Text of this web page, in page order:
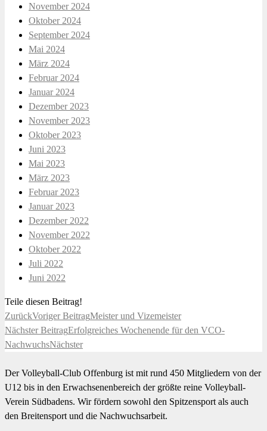
November 2024
Oktober 2024
September 2024
Mai 2024
März 2024
Februar 2024
Januar 2024
Dezember 2023
November 2023
Oktober 2023
Juni 2023
Mai 2023
März 2023
Februar 2023
Januar 2023
Dezember 2022
November 2022
Oktober 2022
Juli 2022
Juni 2022
Teile diesen Beitrag!
ZurückVoriger BeitragMeister und Vizemeister
Nächster BeitragErfolgreiches Wochenende für den VCO-
NachwuchsNächster
Der Volleyball-Club Offenburg ist mit rund 450 Mitgliedern von der
U12 bis in den Erwachsenenbereich der größte reine Volleyball-
Verein Südbadens. Wir fördern sowohl den Spitzensport als auch
den Breitensport und die Nachwuchsarbeit.